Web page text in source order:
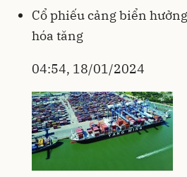
Cổ phiếu cảng biển
hóa tăng
04:54, 18/01/2024